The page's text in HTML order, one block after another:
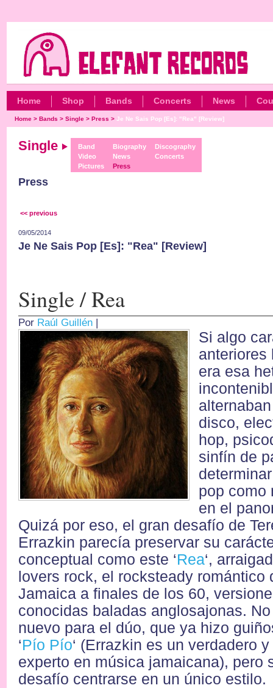
Home Shop Bands Concerts News
Home> Bands > Single> Press > Je Ne Sais Pop [Es]: "Rea" [Review]
Single
Band
Video
Pictures
Biography
News
Press
Discography
Concerts
Press
<< previous
09/05/2014
Je Ne Sais Pop [Es]: "Rea" [Review]
Single / Rea
Por Raúl Guillén|
Si algo
anteriores
era esa
disco,
hop,
sinfín de
pop como
en el
Quizá por eso, el gran desafío de
Errazkin parecía preservar su
conceptual como este ‘Rea‘,
lovers rock, el rocksteady romántico
Jamaica a finales de los 60,
conocidas baladas anglosajonas.
nuevo para el dúo, que ya hizo
‘Pío Pío‘ (Errazkin es un verdadero
experto en música jamaicana), pero
desafío centrarse en un único estilo.